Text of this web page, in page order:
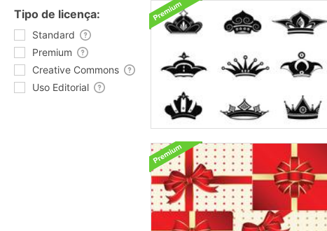
Tipo de licença:
Standard
Premium
Creative Commons
Uso Editorial